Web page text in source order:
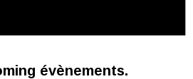
évènements.